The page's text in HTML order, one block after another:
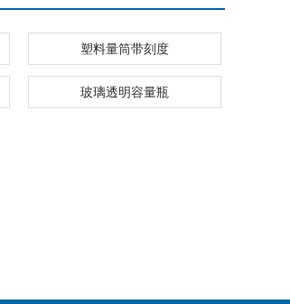
塑料量筒带刻度
玻璃透明容量瓶